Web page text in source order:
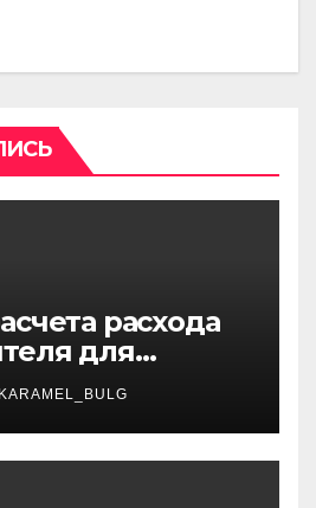
расхода
для
KARAMEL_BULG